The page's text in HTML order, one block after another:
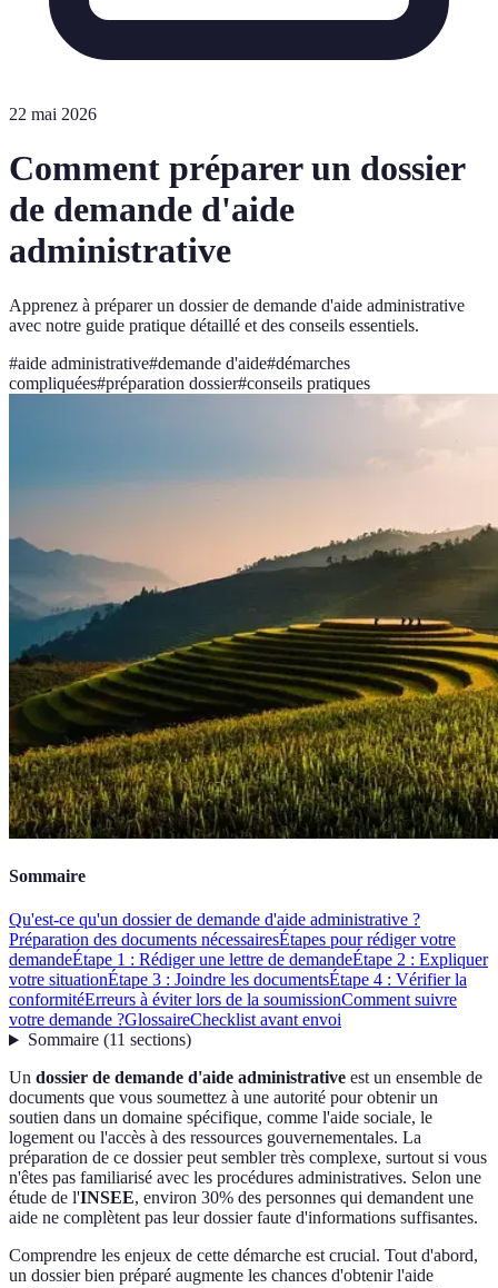
22 mai 2026
Comment préparer un dossier
de demande d'aide
administrative
Apprenez à préparer un dossier de demande d'aide administrative
avec notre guide pratique détaillé et des conseils essentiels.
#aide administrative#demande d'aide#démarches
compliquées#préparation dossier#conseils pratiques
Sommaire
Qu'est-ce qu'un dossier de demande d'aide administrative ?
Préparation des documents nécessairesÉtapes pour rédiger votre
demandeÉtape 1 : Rédiger une lettre de demandeÉtape 2 : Expliquer
votre situationÉtape 3 : Joindre les documentsÉtape 4 : Vérifier la
conformitéErreurs à éviter lors de la soumissionComment suivre
votre demande ?GlossaireChecklist avant envoi
Sommaire(11 sections)
Un dossier de demande d'aide administrative est un ensemble de
documents que vous soumettez à une autorité pour obtenir un
soutien dans un domaine spécifique, comme l'aide sociale, le
logement ou l'accès à des ressources gouvernementales. La
préparation de ce dossier peut sembler très complexe, surtout si vous
n'êtes pas familiarisé avec les procédures administratives. Selon une
étude de l'INSEE, environ 30% des personnes qui demandent une
aide ne complètent pas leur dossier faute d'informations suffisantes.
Comprendre les enjeux de cette démarche est crucial. Tout d'abord,
un dossier bien préparé augmente les chances d'obtenir l'aide